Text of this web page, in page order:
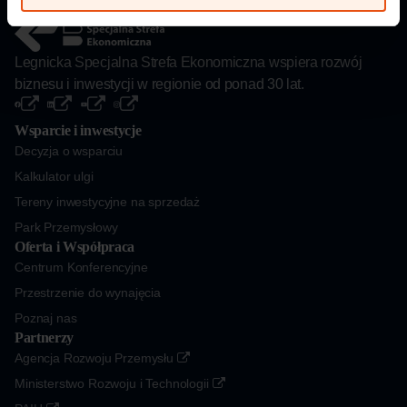
Legnicka Specjalna Strefa Ekonomiczna wspiera rozwój
biznesu i inwestycji w regionie od ponad 30 lat.
Wsparcie i inwestycje
Decyzja o wsparciu
Kalkulator ulgi
Tereny inwestycyjne na sprzedaż
Park Przemysłowy
Oferta i Współpraca
Centrum Konferencyjne
Przestrzenie do wynajęcia
Poznaj nas
Partnerzy
Agencja Rozwoju Przemysłu
Ministerstwo Rozwoju i Technologii